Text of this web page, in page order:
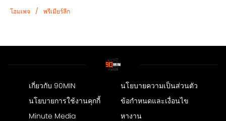
โฮมเพจ / พรีเมียร์ลีก
เกี่ยวกับ 90MIN
นโยบายความเป็นส่วนตัว
นโยบายการใช้งานคุกกี้
ข้อกำหนดและเงื่อนไข
Minute Media
หางาน